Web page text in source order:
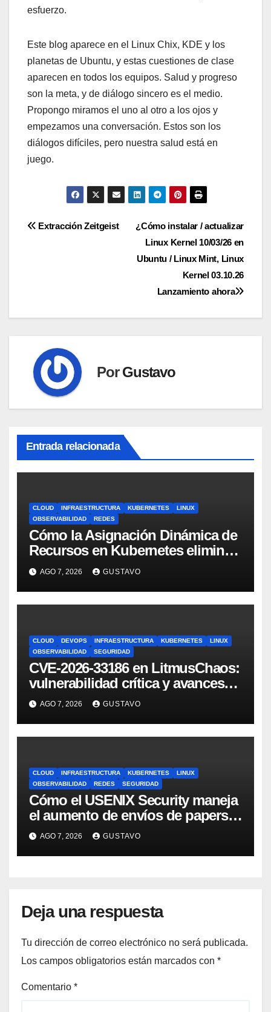
esfuerzo.
Este blog aparece en el Linux Chix, KDE y los
planetas de Ubuntu, y estas cuestiones de clase
aparecen en todos los equipos. Salud y progreso
son la meta, y de diálogo sincero es el medio.
Propongo miramos el uno al otro a los ojos y
empezamos una conversación. Estos son los
diálogos difíciles, pero nuestra salud está en
juego.
Navegación
¿Cómo instalar / actualizar
Linux Kernel 10/03/26 en
Ubuntu / Linux Mint, Linux
Kernel 03.10.26
Lanzamiento ahora
Extracción Zeitgeist
PorGustavo
Entrada relacionada
CLOUD INFRAESTRUCTURA KUBERNETES
LINUX
OBSERVABILIDAD
REDES
Cómo la Asignación Dinámica de
Recursos en Kubernetes elimina
el dolor con GPUs
AGO 7, 2026 GUSTAVO
CLOUD DEVOPS INFRAESTRUCTURA KUBERNETES
LINUX
OBSERVABILIDAD
SEGURIDAD
CVE-2026-33186 en LitmusChaos:
vulnerabilidad crítica y avances
del proyecto en 2026
AGO 7, 2026 GUSTAVO
CLOUD INFRAESTRUCTURA KUBERNETES
LINUX
OBSERVABILIDAD
REDES SEGURIDAD
Cómo el USENIX Security maneja
el aumento de envíos de papers
en la era IA
AGO 7, 2026 GUSTAVO
Deja una respuesta
Tu dirección de correo electrónico no será publicada.
Los campos obligatorios están marcados con *
Comentario *